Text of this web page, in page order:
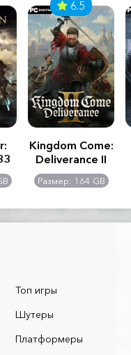
6.5
Kingdom Come:
Deliverance II
Размер: 164 GB
Топ игры
Шутеры
Платформеры